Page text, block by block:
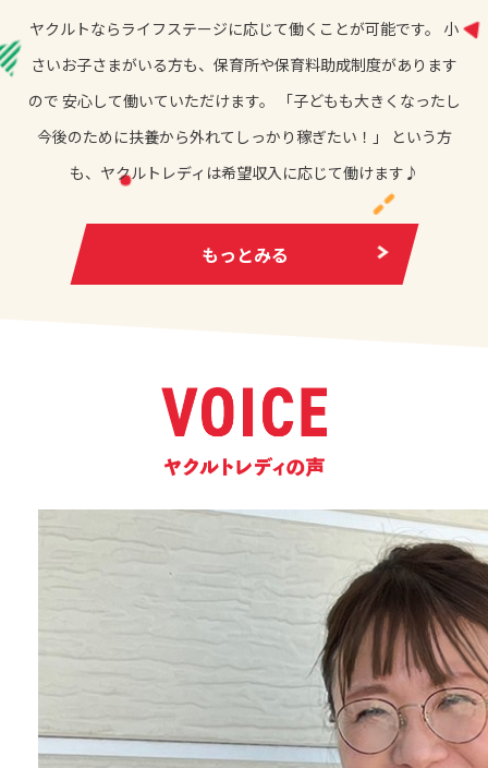
ヤクルトならライフステージに応じて働くことが可能です。
小
さいお子さまがいる方も、保育所や保育料助成制度があります
ので 安心して働いていただけます。
「子どもも大きくなったし
今後のために扶養から外れてしっかり稼ぎたい！」
という方
も、ヤクルトレディは希望収入に応じて働けます♪
もっとみる